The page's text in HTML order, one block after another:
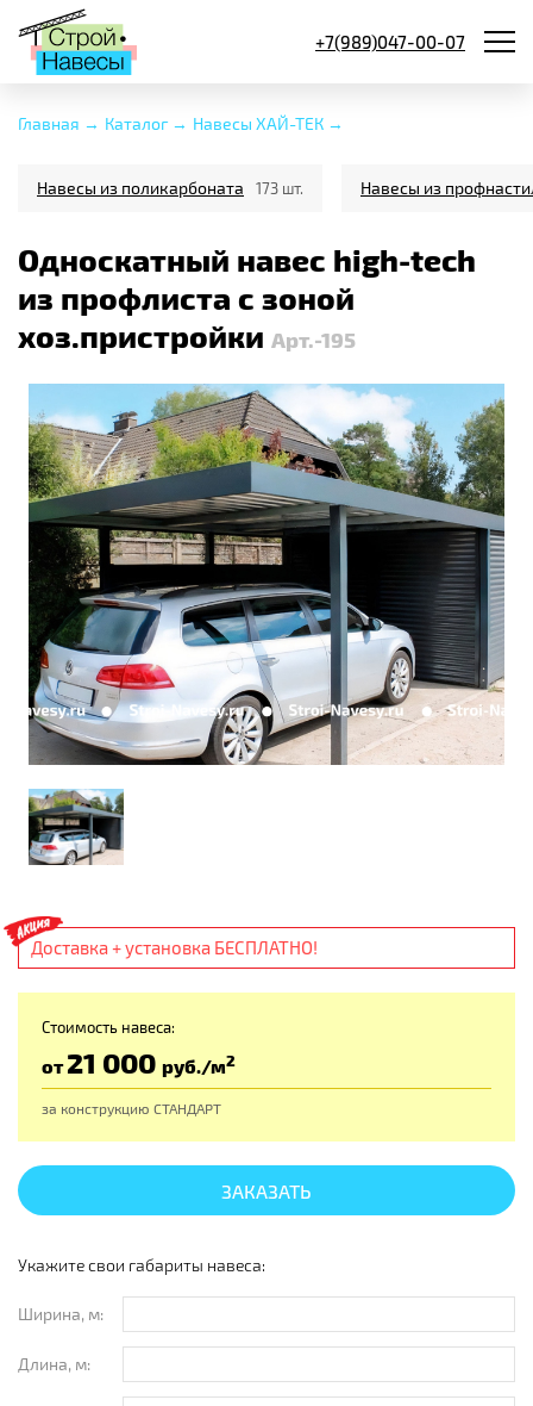
+7(989)047-00-07
Главная → Каталог → Навесы ХАЙ-ТЕК →
Навесы из поликарбоната 173 шт. Навесы из
Односкатный навес high-tech
из профлиста с зоной
хоз.пристройки Арт.-195
Доставка + установка БЕСПЛАТНО!
Стоимость навеса:
от21 000 руб./м2
за конструкцию СТАНДАРТ
ЗАКАЗАТЬ
Укажите свои габариты навеса:
Ширина, м:
Длина, м: